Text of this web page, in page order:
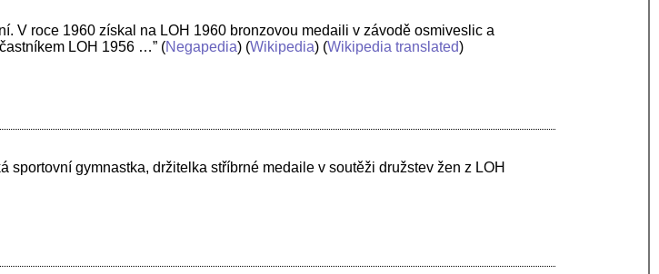
V roce 1960 získal na LOH 1960 bronzovou medaili v závodě osmiveslic a
LOH 1956 …” (Negapedia) (Wikipedia) (Wikipedia translated)
gymnastka, držitelka stříbrné medaile v soutěži družstev žen z LOH